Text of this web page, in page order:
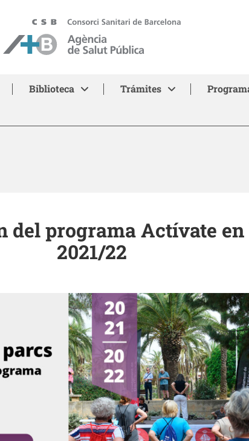
Biblioteca Trámites
del programa Actívate en
2021/22